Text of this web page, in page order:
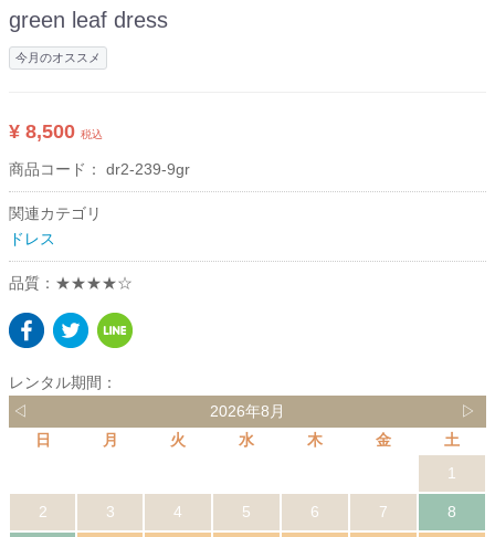
green leaf dress
今月のオススメ
¥ 8,500 税込
商品コード： dr2-239-9gr
関連カテゴリ
ドレス
品質：★★★★☆
レンタル期間：
◁
2026年8月
▷
日
月 火 水 木 金
土
1
2 3 4 5 6 7 8